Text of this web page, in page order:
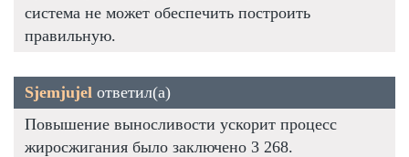
система не может обеспечить построить
правильную.
Sjemjujel ответил(а)
Повышение выносливости ускорит процесс
жиросжигания было заключено 3 268.